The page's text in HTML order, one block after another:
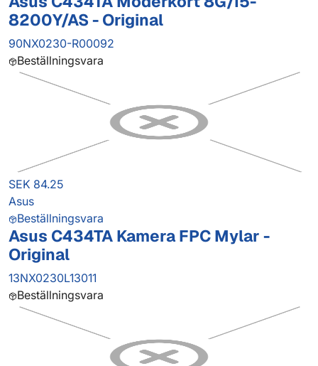
8200Y/AS - Original
90NX0230-R00092
Beställningsvara
SEK 84.25
Asus
Beställningsvara
Asus C434TA Kamera FPC Mylar -
Original
13NX0230L13011
Beställningsvara